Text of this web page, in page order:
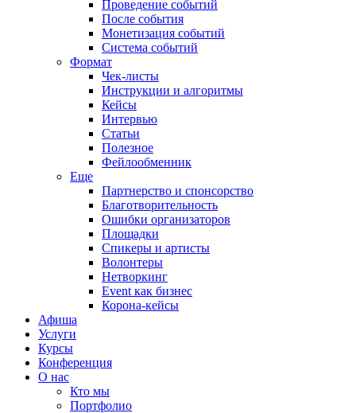
Проведение событий
После события
Монетизация событий
Система событий
Формат
Чек-листы
Инструкции и алгоритмы
Кейсы
Интервью
Статьи
Полезное
Фейлообменник
Еще
Партнерство и спонсорство
Благотворительность
Ошибки организаторов
Площадки
Спикеры и артисты
Волонтеры
Нетворкинг
Event как бизнес
Корона-кейсы
Афиша
Услуги
Курсы
Конференция
О нас
Кто мы
Портфолио